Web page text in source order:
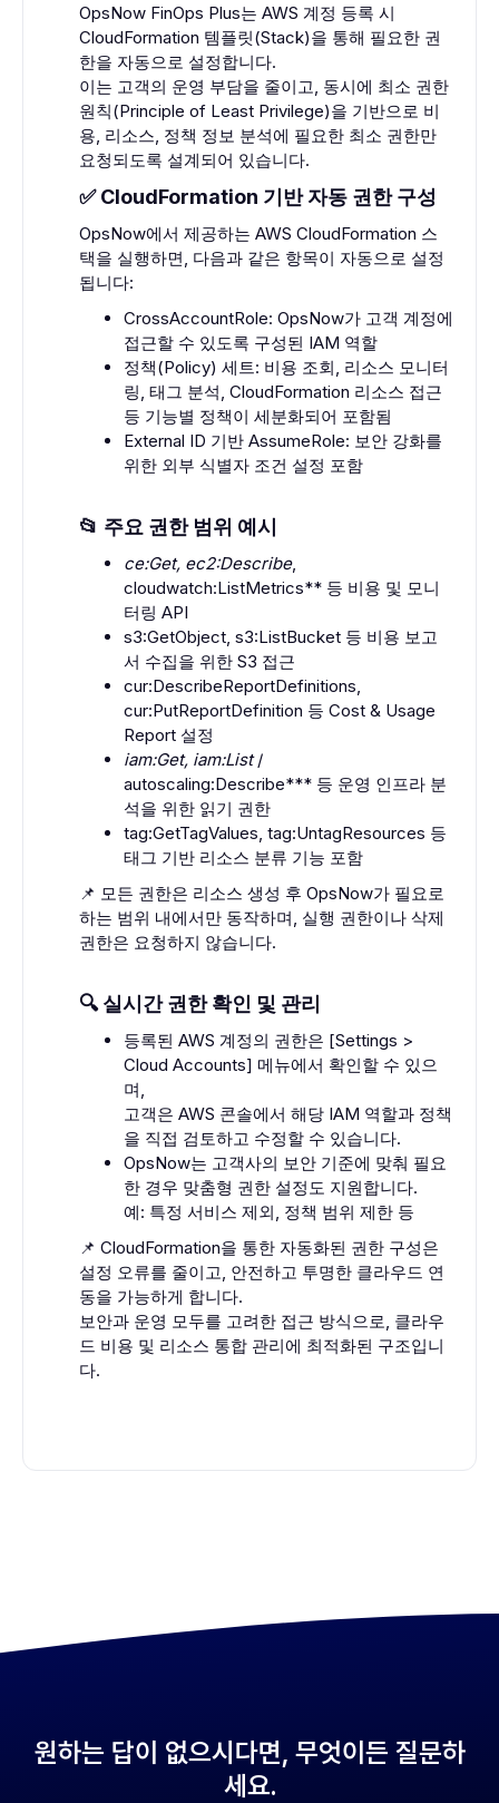
OpsNow FinOps Plus는 AWS 계정 등록 시
CloudFormation 템플릿(Stack)을 통해 필요한 권
한을 자동으로 설정합니다.
이는 고객의 운영 부담을 줄이고, 동시에 최소 권한
원칙(Principle of Least Privilege)을 기반으로 비
용, 리소스, 정책 정보 분석에 필요한 최소 권한만
요청되도록 설계되어 있습니다.
✅ CloudFormation 기반 자동 권한 구성
OpsNow에서 제공하는 AWS CloudFormation 스
택을 실행하면, 다음과 같은 항목이 자동으로 설정
됩니다:
CrossAccountRole: OpsNow가 고객 계정에
접근할 수 있도록 구성된 IAM 역할
정책(Policy) 세트: 비용 조회, 리소스 모니터
링, 태그 분석, CloudFormation 리소스 접근
등 기능별 정책이 세분화되어 포함됨
External ID 기반 AssumeRole: 보안 강화를
위한 외부 식별자 조건 설정 포함
📂 주요 권한 범위 예시
ce:Get, ec2:Describe,
cloudwatch:ListMetrics** 등 비용 및 모니
터링 API
s3:GetObject, s3:ListBucket 등 비용 보고
서 수집을 위한 S3 접근
cur:DescribeReportDefinitions,
cur:PutReportDefinition 등 Cost & Usage
Report 설정
iam:Get, iam:List/
autoscaling:Describe*** 등 운영 인프라 분
석을 위한 읽기 권한
tag:GetTagValues, tag:UntagResources 등
태그 기반 리소스 분류 기능 포함
📌 모든 권한은 리소스 생성 후 OpsNow가 필요로
하는 범위 내에서만 동작하며, 실행 권한이나 삭제
권한은 요청하지 않습니다.
🔍 실시간 권한 확인 및 관리
등록된 AWS 계정의 권한은 [Settings >
Cloud Accounts] 메뉴에서 확인할 수 있으
며,
고객은 AWS 콘솔에서 해당 IAM 역할과 정책
을 직접 검토하고 수정할 수 있습니다.
OpsNow는 고객사의 보안 기준에 맞춰 필요
한 경우 맞춤형 권한 설정도 지원합니다.
예: 특정 서비스 제외, 정책 범위 제한 등
📌 CloudFormation을 통한 자동화된 권한 구성은
설정 오류를 줄이고, 안전하고 투명한 클라우드 연
동을 가능하게 합니다.
보안과 운영 모두를 고려한 접근 방식으로, 클라우
드 비용 및 리소스 통합 관리에 최적화된 구조입니
다.
원하는 답이 없으시다면, 무엇이든 질문하
세요.